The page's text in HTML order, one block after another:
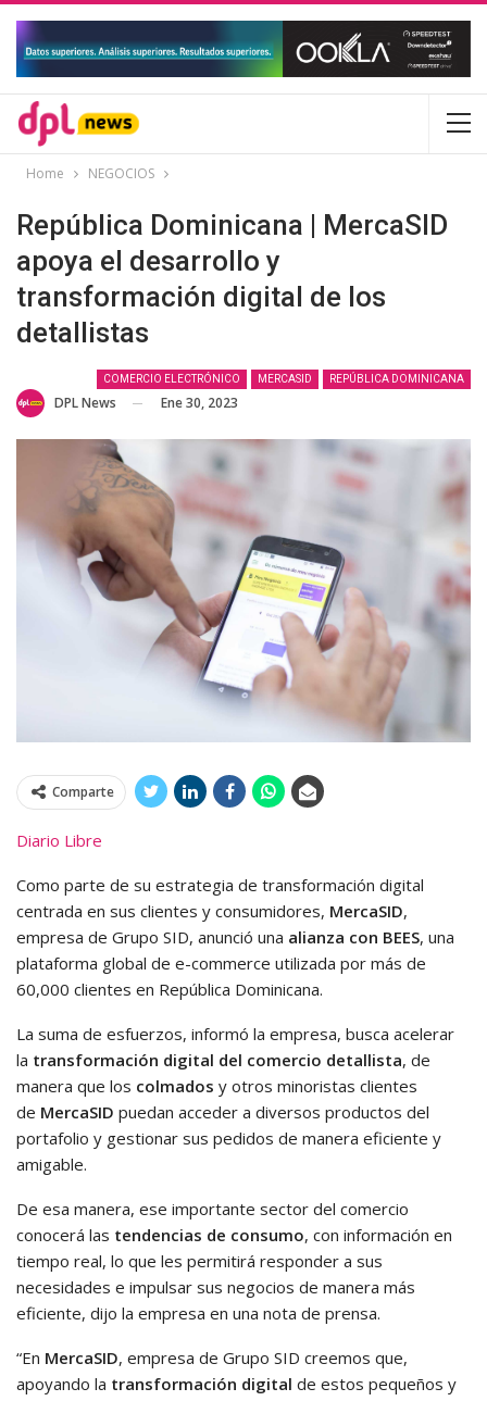
Home NEGOCIOS
República Dominicana | MercaSID
apoya el desarrollo y
transformación digital de los
detallistas
COMERCIO ELECTRÓNICO MERCASID REPÚBLICA DOMINICANA
DPL News Ene 30, 2023
Comparte
Diario Libre
Como parte de su estrategia de transformación digital
centrada en sus clientes y consumidores, MercaSID,
empresa de Grupo SID, anunció una alianza con BEES, una
plataforma global de e-commerce utilizada por más de
60,000 clientes en República Dominicana.
La suma de esfuerzos, informó la empresa, busca acelerar
la transformación digital del comercio detallista, de
manera que los colmados y otros minoristas clientes
de MercaSID puedan acceder a diversos productos del
portafolio y gestionar sus pedidos de manera eficiente y
amigable.
De esa manera, ese importante sector del comercio
conocerá las tendencias de consumo, con información en
tiempo real, lo que les permitirá responder a sus
necesidades e impulsar sus negocios de manera más
eficiente, dijo la empresa en una nota de prensa.
“En MercaSID, empresa de Grupo SID creemos que,
apoyando la transformación digital de estos pequeños y